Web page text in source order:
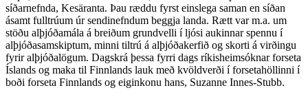
síðarnefnda, Kesäranta. Þau ræddu fyrst einslega saman en síðan
ásamt fulltrúum úr sendinefndum beggja landa. Rætt var m.a. um
stöðu alþjóðamála á breiðum grundvelli í ljósi aukinnar spennu í
alþjóðasamskiptum, minni tiltrú á alþjóðakerfið og skorti á virðingu
fyrir alþjóðalögum. Dagskrá þessa fyrri dags ríkisheimsóknar forseta
Íslands og maka til Finnlands lauk með kvöldverði í forsetahöllinni í
boði forseta Finnlands og eiginkonu hans, Suzanne Innes-Stubb.​​​​‌ ‍ ​‍​‍‌‍ ‌ ​‍‌‍‍‌‌‍‌ ‌‍‍‌‌‍ ‍​‍​‍​ ‍‍​‍​‍‌ ​ ‌‍​‌‌‍ ‍‌‍‍‌‌ ‌​‌ ‍‌​‍ ‍‌‍‍‌‌‍ ​‍​‍​‍ ​​‍​‍‌‍‍​‌ ​‍‌‍‌‌‌‍‌‍​‍​‍​ ‍‍​‍​‍‌‍‍​‌ ‌​‌ ‌​‌ ​​‌ ​ ​‍ ​‍ ‌‍‌‍‌‍ ‌ ​‍‌ ​ ‌‍‌‌‌ ‌​‌‍‍‌​‍ ‌‌‍‍‌‌ ​ ‌‍ ​‌‍​‌‌‍ ‍‌‍‌​‌ ​ ​‍ ‍‌ ‌‍‌‍‌‌‌ ​‍‌‍​ ‌‍‌‌‌‍ ​​‍ ‍‌‍​‌‌ ​​‌ ​​​‍ ‌ ​ ‌ ‌​‌ ‌‌‌‍‌​‌‍‍‌‌‍ ​‍ ‌‍‍‌‌‍ ‍‌ ‌​‌‍‌‌‌‍ ‍‌ ‌​​‍ ‌‍‌‌‌‍‌​‌‍‍‌‌ ‌​​‍ ‌‍ ‌‌‍ ‌‍‌​‌‍‌‌​ ‌‌ ​​‌ ​‍‌‍‌‌‌ ​ ‌‍‌‌‌‍ ‍‌ ‌​‌‍​‌‌ ‌​‌‍‍‌‌‍ ‌‍ ‍​ ‍ ‌‍‍‌‌‍‌​​ ‌‌ ​ ‌​‍‌‌​‌​‌‍‍​‌​​‌‌‍‌​‌‍​ ​ ‌‌‌‌‌​‌​​ ‌‌‍​‌‌​ ‌‌‌‌‌​‍‌​ ‌​‌​ ‌​ ​ ‌‌​ ‌‌‌​‌​​ ‌​ ‌​ ‌ ​ ‍ ‌ ‌​‌ ‍‌‌ ​​‌‍‌‌​ ‌‌‍ ‍‌‍‌‌‌ ‌ ‌ ​ ​ ‍ ‌ ​​‌‍​‌‌ ‌​‌‍‍​​ ‌‌ ​​‌‍​‌‌‍‌ ‌‍‌‌‌​​‍‌ ‌‌‌‍‍‌‌‍ ​‌‍‌​‌‍‌‌‌ ​‍​‍‌‌​ ‌‌‌​​‍‌‌ ‌‍‍ ‌‍‌‌‌ ‍‌​‍‌‌​ ​ ‌​‌​​‍‌‌​ ​ ‌​‌​​‍‌‌​ ​‍​ ​‍‌ ​‍‌‍‍‌‌‍​ ‌‍‍​‌ ‌​‌‍‌‌‌ ‍​‌ ‌​​‍ ‌‌ ‌‍​ ‌​‌ ​‍‌ ‍‌​ ‌​‌‍​‍‌‍‌​​ ​​‌‍ ​‍‌‌​ ​‍​ ​‍​‍‌‌​ ‌‌‌​‌​​‍ ‍‌‍​ ‌‍ ‌‍ ‍‌ ‌​‌‍‌‌‌‍ ‍‌ ‌​​‍‌‌​ ‌‌‌​​‍‌‌ ‌‍‍ ‌‍‌‌‌ ‍‌​‍‌‌​ ​ ‌​‌​​‍‌‌​ ​ ‌​‌​​‍‌‌​ ​‍​ ​‍​ ‌ ​ ‌‍‌‍‌‍​ ‌‍​ ​‌​ ‍‌‌‍‌‌​ ‌‌​ ‍‌​ ​‍‌‍‌​‌‍‌‍​‍‌‌​ ​‍​ ​‍​‍‌‌​ ‌‌‌​‌​​‍ ‍‌‍​ ‌‍‍​‌‍‍‌‌‍ ​‌‍‌​‌ ​‍‌‍‌‌‌‍ ‍​‍‌‌​ ‌‌‌​​‍‌‌ ‌‍‍ ‌‍‌‌‌ ‍‌​‍‌‌​ ​ ‌​‌​​‍‌‌​ ​ ‌​‌​​‍‌‌​ ​‍​ ​‍​ ‍‌​ ​‌‌‍‌​‌‍‌‍​ ​​​ ​ ​ ​‍‌‍‌​​ ‍‌​ ​ ​ ‌ ​ ‌‌​‍‌‌​ ​‍​ ​‍​‍‌‌​ ‌‌‌​‌​​‍ ‍‌ ‌​‌‍‌‌‌ ‍​‌ ‌​​ ‌‍​‍‌‍​‌‌ ​ ‌‍‌‌‌‌‌‌‌ ​‍‌‍ ​​ ‌‌‍‍​‌ ‌​‌ ‌​‌ ​​‌ ​ ​‍‌‌​ ​‍‌​‌‍​‍‌‌​ ​‍‌​‌‍‌‍‌‍‌‍ ‌ ​‍‌ ​ ‌‍‌‌‌ ‌​‌‍‍‌​‍ ‌‌‍‍‌‌ ​ ‌‍ ​‌‍​‌‌‍ ‍‌‍‌​‌ ​ ​‍ ‍‌ ‌‍‌‍‌‌‌ ​‍‌‍​ ‌‍‌‌‌‍ ​​‍ ‍‌‍​‌‌ ​​‌ ​​​‍‌‌​ ​‍‌​‌‍‌ ​ ‌ ‌​‌ ‌‌‌‍‌​‌‍‍‌‌‍ ​‍‌‍‌‍‍‌‌‍‌​​ ‌‌ ​ ‌​‍‌‌​‌​‌‍‍​‌​​‌‌‍‌​‌‍​ ​ ‌‌‌‌‌​‌​​ ‌‌‍​‌‌​ ‌‌‌‌‌​‍‌​ ‌​‌​ ‌​ ​ ‌‌​ ‌‌‌​‌​​ ‌​ ‌​ ‌ ​‍‌‍‌ ‌​‌ ‍‌‌ ​​‌‍‌‌​ ‌‌‍ ‍‌‍‌‌‌ ‌ ‌ ​ ​‍‌‍‌ ​​‌‍​‌‌ ‌​‌‍‍​​ ‌‌ ​​‌‍​‌‌‍‌ ‌‍‌‌‌​​‍‌ ‌‌‌‍‍‌‌‍ ​‌‍‌​‌‍‌‌‌ ​‍​‍‌‌​ ‌‌‌​​‍‌‌ ‌‍‍ ‌‍‌‌‌ ‍‌​‍‌‌​ ​ ‌​‌​​‍‌‌​ ​ ‌​‌​​‍‌‌​ ​‍​ ​‍‌ ​‍‌‍‍‌‌‍​ ‌‍‍​‌ ‌​‌‍‌‌‌ ‍​‌ ‌​​‍ ‌‌ ‌‍​ ‌​‌ ​‍‌ ‍‌​ ‌​‌‍​‍‌‍‌​​ ​​‌‍ ​‍‌‌​ ​‍​ ​‍​‍‌‌​ ‌‌‌​‌​​‍ ‍‌‍​ ‌‍ ‌‍ ‍‌ ‌​‌‍‌‌‌‍ ‍‌ ‌​​‍‌‌​ ‌‌‌​​‍‌‌ ‌‍‍ ‌‍‌‌‌ ‍‌​‍‌‌​ ​ ‌​‌​​‍‌‌​ ​ ‌​‌​​‍‌‌​ ​‍​ ​‍​ ‌ ​ ‌‍‌‍‌‍​ ‌‍​ ​‌​ ‍‌‌‍‌‌​ ‌‌​ ‍‌​ ​‍‌‍‌​‌‍‌‍​‍‌‌​ ​‍​ ​‍​‍‌‌​ ‌‌‌​‌​​‍ ‍‌‍​ ‌‍‍​‌‍‍‌‌‍ ​‌‍‌​‌ ​‍‌‍‌‌‌‍ ‍​‍‌‌​ ‌‌‌​​‍‌‌ ‌‍‍ ‌‍‌‌‌ ‍‌​‍‌‌​ ​ ‌​‌​​‍‌‌​ ​ ‌​‌​​‍‌‌​ ​‍​ ​‍​ ‍‌​ ​‌‌‍‌​‌‍‌‍​ ​​​ ​ ​ ​‍‌‍‌​​ ‍‌​ ​ ​ ‌ ​ ‌‌​‍‌‌​ ​‍​ ​‍​‍‌‌​ ‌‌‌​‌​​‍ ‍‌ ‌​‌‍‌‌‌ ‍​‌ ‌​​‍‌‍‌ ​​‌‍‌‌‌ ​‍‌ ​ ‌ ​​‌‍‌‌‌‍​ ‌ ‌​‌‍‍‌‌ ‌‍‌‍‌‌​ ‌‌ ​​‌ ‌‌‌‍​‍‌‍ ​‌‍‍‌‌ ​ ‌‍‍​‌‍‌‌‌‍‌​​‍​‍‌ ‌